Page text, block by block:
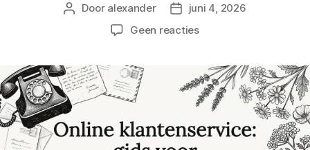
Berichtauteur
Door alexander Berichtdatum
juni 4, 2026
Geen reactiesop
gids
voor
consumenten
2026